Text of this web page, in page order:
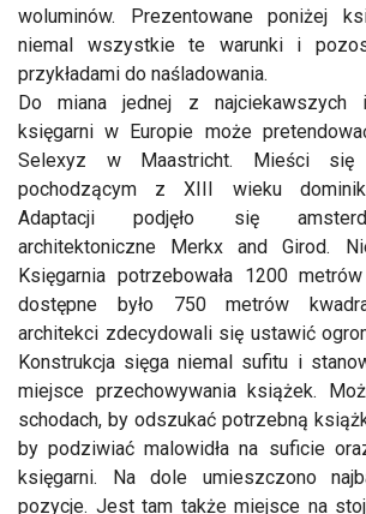
woluminów. Prezentowane poniżej
niemal wszystkie te warunki i
przykładami do naśladowania.
Do miana jednej z najciekawszych i
księgarni w Europie może
Selexyz w Maastricht. Mieści
pochodzącym z XIII wieku
Adaptacji podjęło się
architektoniczne Merkx and Girod.
Księgarnia potrzebowała 1200
dostępne było 750 metrów
architekci zdecydowali się ustawić
Konstrukcja sięga niemal sufitu i
miejsce przechowywania książek.
schodach, by odszukać potrzebną
by podziwiać malowidła na suficie
księgarni. Na dole umieszczono
pozycje. Jest tam także miejsce na